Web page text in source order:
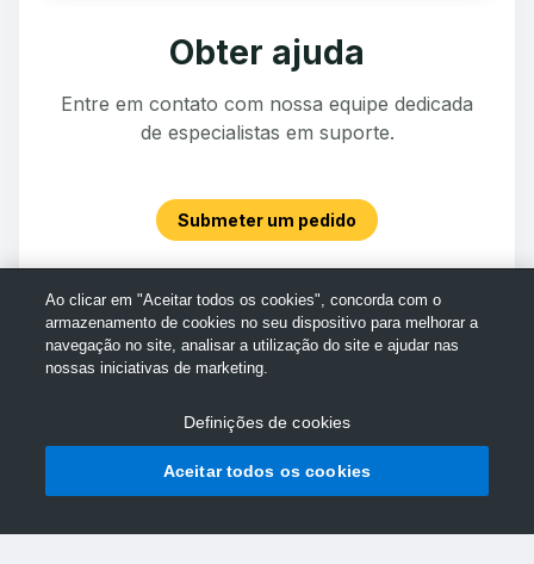
Obter ajuda
Entre em contato com nossa equipe dedicada
de especialistas em suporte.
Submeter um pedido
Ao clicar em "Aceitar todos os cookies", concorda com o
armazenamento de cookies no seu dispositivo para melhorar a
navegação no site, analisar a utilização do site e ajudar nas
nossas iniciativas de marketing.
Definições de cookies
Aceitar todos os cookies